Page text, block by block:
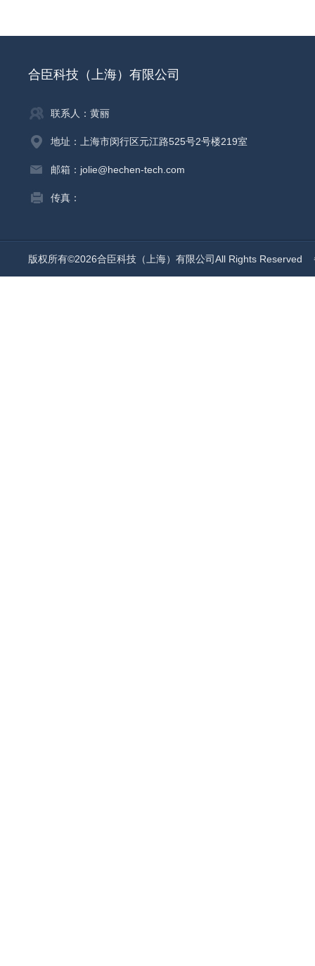
合臣科技（上海）有限公司
联系人：黄丽
地址：上海市闵行区元江路525号2号楼219室
邮箱：jolie@hechen-tech.com
传真：
版权所有©2026合臣科技（上海）有限公司All Rights Reserved